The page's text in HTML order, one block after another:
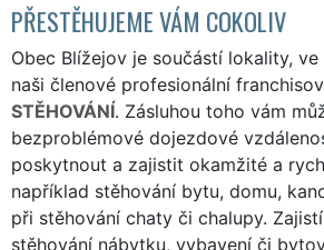
PŘESTĚHUJEME VÁM COKOLIV
Obec Blížejov je součástí lokality,
naši členové profesionální
STĚHOVÁNÍ. Zásluhou toho vám
bezproblémové dojezdové
poskytnout a zajistit okamžité a
například stěhování bytu, domu,
při stěhování chaty či chalupy.
stěhování nábytku, vybavení či